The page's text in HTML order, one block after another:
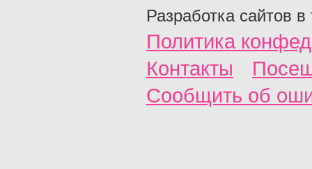
Разработка сайтов в
Политика
Контакты
Сообщить об